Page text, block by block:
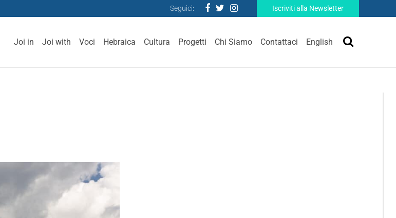
Seguici: Iscriviti alla Newsletter
Joi in Joi with Voci Hebraica Cultura Progetti Chi Siamo Contattaci English